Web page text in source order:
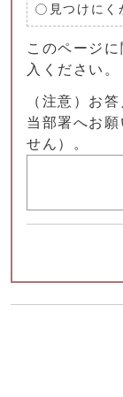
見つけにく
このページ
入ください。
（注意）お
当部署へお
せん）。